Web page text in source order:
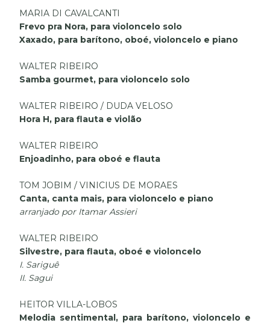
MARIA DI CAVALCANTI
Frevo pra Nora, para violoncelo solo
Xaxado, para barítono, oboé, violoncelo e piano
WALTER RIBEIRO
Samba gourmet, para violoncelo solo
WALTER RIBEIRO / DUDA VELOSO
Hora H, para flauta e violão
WALTER RIBEIRO
Enjoadinho, para oboé e flauta
TOM JOBIM / VINICIUS DE MORAES
Canta, canta mais, para violoncelo e piano
arranjado por Itamar Assieri
WALTER RIBEIRO
Silvestre, para flauta, oboé e violoncelo
I. Sariguê
II. Sagui
HEITOR VILLA-LOBOS
Melodia sentimental, para barítono, violoncelo e